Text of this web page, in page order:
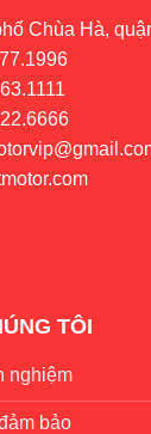
Chùa Hà,
TÔI
nghiệm
bảo